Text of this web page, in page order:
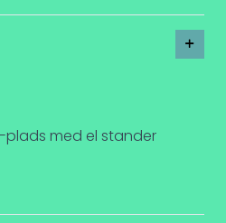
plads med el stander